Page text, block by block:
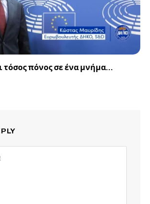
τόσος πόνος σε ένα μνήμα…